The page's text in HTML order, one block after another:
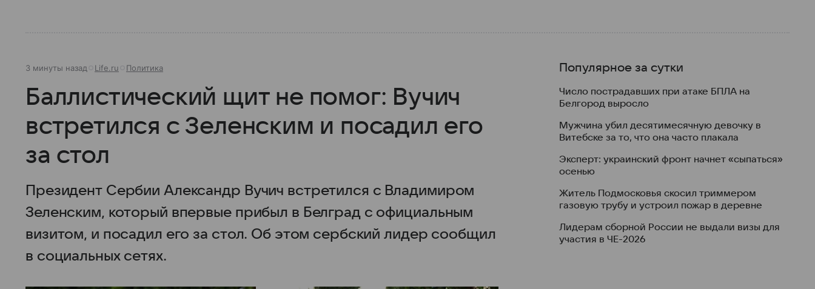
3 минуты назад Life.ru Политика
Баллистический щит не помог: Вучич
встретился с Зеленским и посадил его
за стол
Президент Сербии Александр Вучич встретился с Владимиром
Зеленским, который впервые прибыл в Белград с официальным
визитом, и посадил его за стол. Об этом сербский лидер сообщил
в социальных сетях.
Популярное за сутки
Число пострадавших при атаке БПЛА на
Белгород выросло
Мужчина убил десятимесячную девочку в
Витебске за то, что она часто плакала
Эксперт: украинский фронт начнет «сыпаться»
осенью
Житель Подмосковья скосил триммером
газовую трубу и устроил пожар в деревне
Лидерам сборной России не выдали визы для
участия в ЧЕ-2026